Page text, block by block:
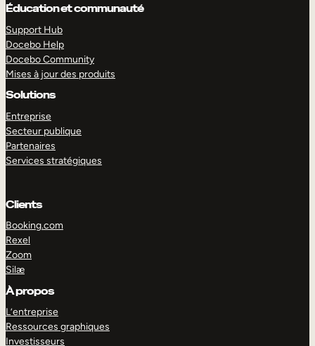
Éducation et communauté
Support Hub
Docebo Help
Docebo Community
Mises à jour des produits
Solutions
Entreprise
Secteur publique
Partenaires
Services stratégiques
Clients
Booking.com
Rexel
Zoom
Silæ
À propos
L’entreprise
Ressources graphiques
Investisseurs